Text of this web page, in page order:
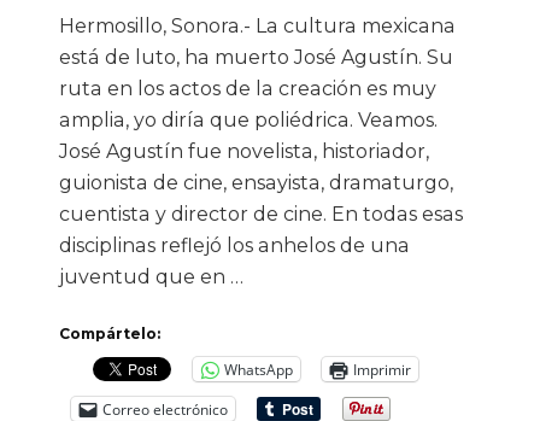
Hermosillo, Sonora.- La cultura mexicana
está de luto, ha muerto José Agustín. Su
ruta en los actos de la creación es muy
amplia, yo diría que poliédrica. Veamos.
José Agustín fue novelista, historiador,
guionista de cine, ensayista, dramaturgo,
cuentista y director de cine. En todas esas
disciplinas reflejó los anhelos de una
juventud que en …
Compártelo:
WhatsApp
Imprimir
Correo electrónico